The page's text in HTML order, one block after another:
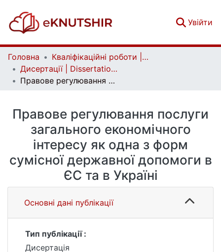
Увійти
Головна
Кваліфікаційні роботи | Qualifying works
Дисертації | Dissertations
Правове регулювання послуги загального економічного інтересу як одна з форм сумісної державної допомоги в ЄС та в Україні
Правове регулювання послуги
загального економічного
інтересу як одна з форм
сумісної державної допомоги в
ЄС та в Україні
Основні дані публікації
Тип публікації :
Дисертація